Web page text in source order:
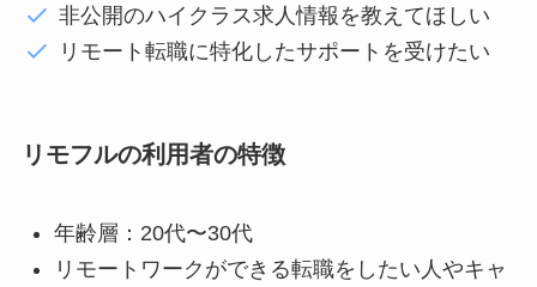
非公開のハイクラス求人情報を教えてほしい
リモート転職に特化したサポートを受けたい
リモフルの利用者の特徴
年齢層：20代〜30代
リモートワークができる転職をしたい人やキャ